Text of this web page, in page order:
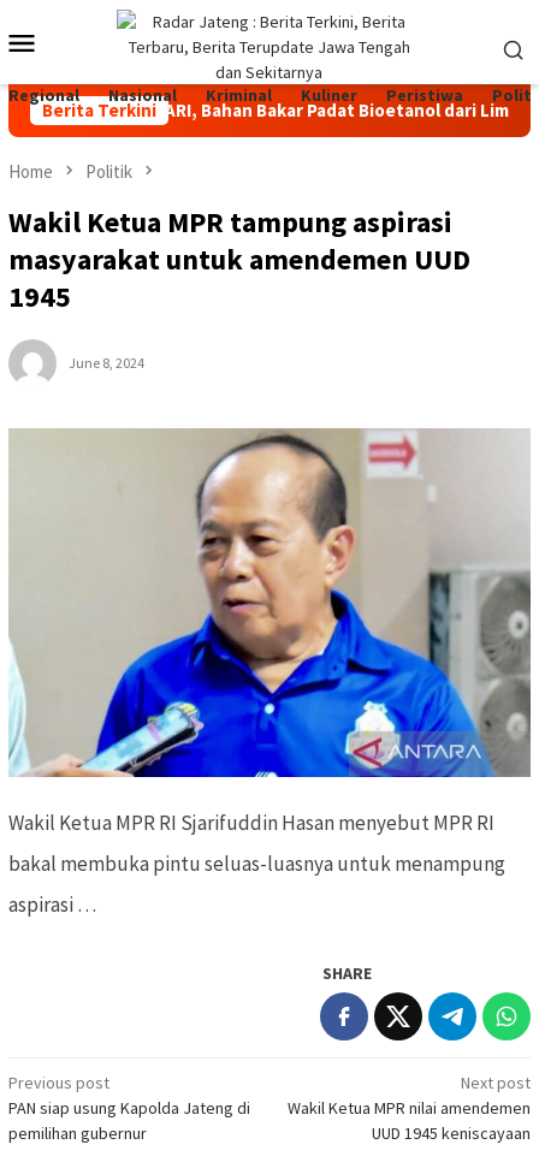
to
Mobile
Menu
Regional Nasional Kriminal Kuliner Peristiwa
Berita Terkini
GENARI, Bahan Bakar Padat Bioetanol dari Limbah
Home Politik
Wakil Ketua MPR tampung aspirasi
masyarakat untuk amendemen UUD
1945
June 8, 2024
Wakil Ketua MPR RI Sjarifuddin Hasan menyebut MPR RI
bakal membuka pintu seluas-luasnya untuk menampung
aspirasi …
SHARE
Post
navigation
Previous post
PAN siap usung Kapolda Jateng di
pemilihan gubernur
Next post
Wakil Ketua MPR nilai amendemen
UUD 1945 keniscayaan